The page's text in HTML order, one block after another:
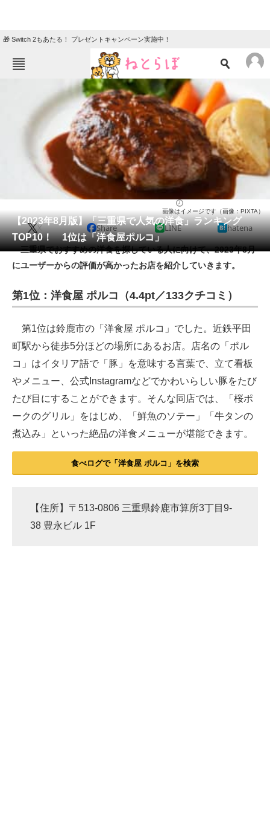
🎁 Switch 2もあたる！ プレゼントキャンペーン実施中！
ねとらぼメニュー
ニュース
クイズ
地域
教育・育児
会員記事
メディア
注目記事を集めた総合ページ
ITの今と未来を見通す
スマホと通信の最新トレンド
進化するPCとデバイスの未来
好きが集まる 比べて選べる
ビジネスと働き方のヒント
企業ITのトレンドを詳説
マーケ×ITの今がよく分かる
ITエンジニア向け専門サイト
【2023年8月版】「三重県で人気の洋食」ランキング
TOP10！ 1位は「洋食屋ポルコ」
画像はイメージです（画像：PIXTA）
X Share LINE hatena
三重県でおすすめの洋食を探している人に向けて、2023年8月
にユーザーからの評価が高かったお店を紹介していきます。
第1位：洋食屋 ポルコ（4.4pt／133クチコミ）
第1位は鈴鹿市の「洋食屋 ポルコ」でした。近鉄平田
町駅から徒歩5分ほどの場所にあるお店。店名の「ポル
コ」はイタリア語で「豚」を意味する言葉で、立て看板
やメニュー、公式Instagramなどでかわいらしい豚をたび
たび目にすることができます。そんな同店では、「桜ポ
ークのグリル」をはじめ、「鮮魚のソテー」「牛タンの
煮込み」といった絶品の洋食メニューが堪能できます。
食べログで「洋食屋 ポルコ」を検索
【住所】〒513-0806 三重県鈴鹿市算所3丁目9-
38 豊永ビル 1F